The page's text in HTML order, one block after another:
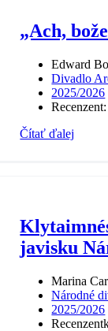
„Ach,
Edward
Divadlo
2025/2026
Čítať ďalej
javisku
Marina
Národné
2025/2026